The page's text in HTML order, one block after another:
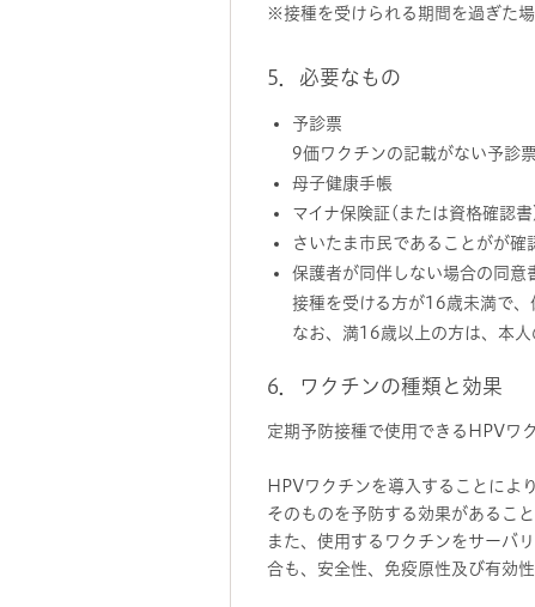
※接種を受けられる期間を過ぎた
5．必要なもの
予診票
9価ワクチンの記載がない予診
母子健康手帳
マイナ保険証(または資格確認
さいたま市民であることがが
保護者が同伴しない場合の同意
接種を受ける方が16歳未満で、
なお、満16歳以上の方は、本人
6．ワクチンの種類と効果
定期予防接種で使用できるHPVワ
HPVワクチンを導入することによ
そのものを予防する効果があるこ
また、使用するワクチンをサーバ
合も、安全性、免疫原性及び有効